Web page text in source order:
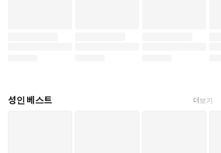
성인 베스트 더보기